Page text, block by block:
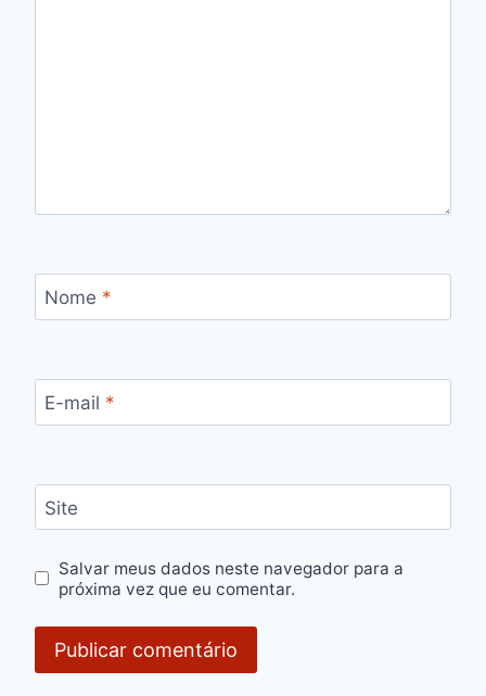
Nome *
E-mail *
Site
Salvar meus dados neste navegador para a
próxima vez que eu comentar.